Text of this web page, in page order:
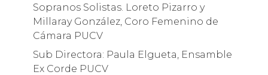
Sopranos Solistas. Loreto Pizarro y
Millaray González, Coro Femenino de
Cámara PUCV
Sub Directora: Paula Elgueta, Ensamble
Ex Corde PUCV